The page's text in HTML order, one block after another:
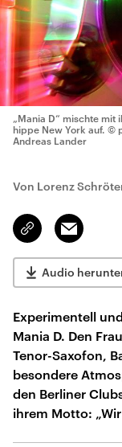
„Mania D“ mischte mit
hippe New York auf. ©
Andreas Lander
Von Lorenz
Link
kopieren/teilen
Email
Audio
Experimentell
Mania D. Den
Tenor-Saxofon,
besondere
den Berliner
ihrem Motto: